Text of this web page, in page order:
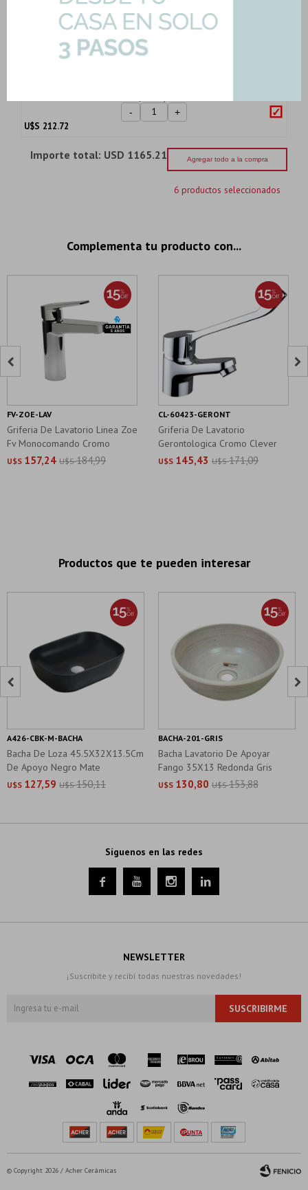
116.46
Bacha De Apoyo Rectangular
- +
U$S 212.72
Importe total: USD 1165.21 Agregar todo a la compra
6 productos seleccionados
Complementa tu producto con...
Griferia De Lavatorio Linea Zoe
Fv Monocomando Cromo
U$S 157,24 U$S 184,99
FV-ZOE-LAV
Griferia De Lavatorio
Gerontologica Cromo Clever
U$S 145,43 U$S 171,09
CL-60423-GERONT
 
Productos que te pueden interesar
Bacha De Loza 45.5X32X13.5Cm
De Apoyo Negro Mate
U$S 127,59 U$S 150,11
A426-CBK-M-BACHA
Bacha Lavatorio De Apoyar
Fango 35X13 Redonda Gris
Cemento
U$S 130,80 U$S 153,88
BACHA-201-GRIS
 
Síguenos en las redes
   
NEWSLETTER
¡Suscribite y recibí todas nuestras novedades!
SUSCRIBIRME
© Copyright 2026 / Acher Cerámicas